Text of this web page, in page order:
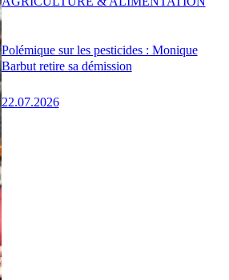
Polémique sur les pesticides : Monique
Barbut retire sa démission
22.07.2026